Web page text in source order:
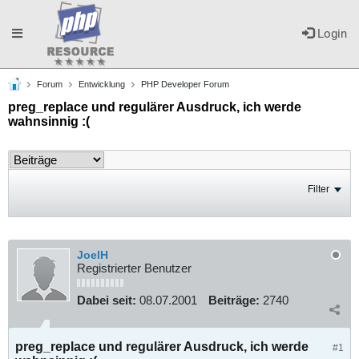
Login
Toggle
navigation
Forum Entwicklung PHP Developer Forum
preg_replace und regulärer Ausdruck, ich werde
wahnsinnig :(
Filter
JoelH
Registrierter Benutzer
Dabei seit: 08.07.2001 Beiträge: 2740
#1
preg_replace und regulärer Ausdruck, ich werde